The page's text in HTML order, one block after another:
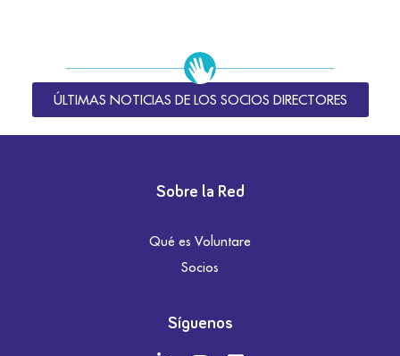
ÚLTIMAS NOTICIAS DE LOS SOCIOS DIRECTORES
Sobre la Red
Qué es Voluntare
Socios
Síguenos